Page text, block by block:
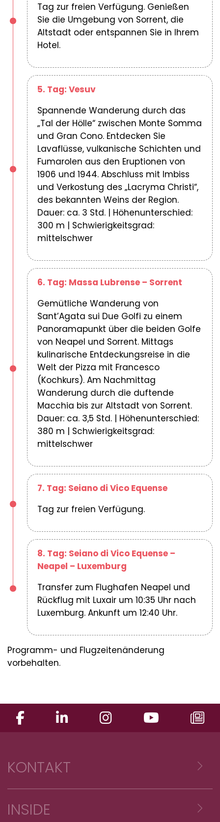
Tag zur freien Verfügung. Genießen
Sie die Umgebung von Sorrent, die
Altstadt oder entspannen Sie in Ihrem
Hotel.
5. Tag: Vesuv
Spannende Wanderung durch das
„Tal der Hölle“ zwischen Monte Somma
und Gran Cono. Entdecken Sie
Lavaflüsse, vulkanische Schichten und
Fumarolen aus den Eruptionen von
1906 und 1944. Abschluss mit Imbiss
und Verkostung des „Lacryma Christi“,
des bekannten Weins der Region.
Dauer: ca. 3 Std. | Höhenunterschied:
300 m | Schwierigkeitsgrad:
mittelschwer
6. Tag: Massa Lubrense – Sorrent
Gemütliche Wanderung von
Sant’Agata sui Due Golfi zu einem
Panoramapunkt über die beiden Golfe
von Neapel und Sorrent. Mittags
kulinarische Entdeckungsreise in die
Welt der Pizza mit Francesco
(Kochkurs). Am Nachmittag
Wanderung durch die duftende
Macchia bis zur Altstadt von Sorrent.
Dauer: ca. 3,5 Std. | Höhenunterschied:
380 m | Schwierigkeitsgrad:
mittelschwer
7. Tag: Seiano di Vico Equense
Tag zur freien Verfügung.
8. Tag: Seiano di Vico Equense –
Neapel – Luxemburg
Transfer zum Flughafen Neapel und
Rückflug mit Luxair um 10:35 Uhr nach
Luxemburg. Ankunft um 12:40 Uhr.
Programm- und Flugzeitenänderung
vorbehalten.
KONTAKT
Z.A. Reckschleed
INSIDE